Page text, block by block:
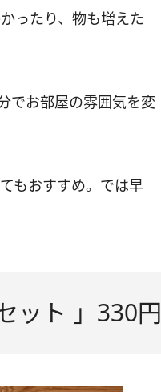
ったり、物も増えた
でお部屋の雰囲気を変
もおすすめ。では早
ット 」330円